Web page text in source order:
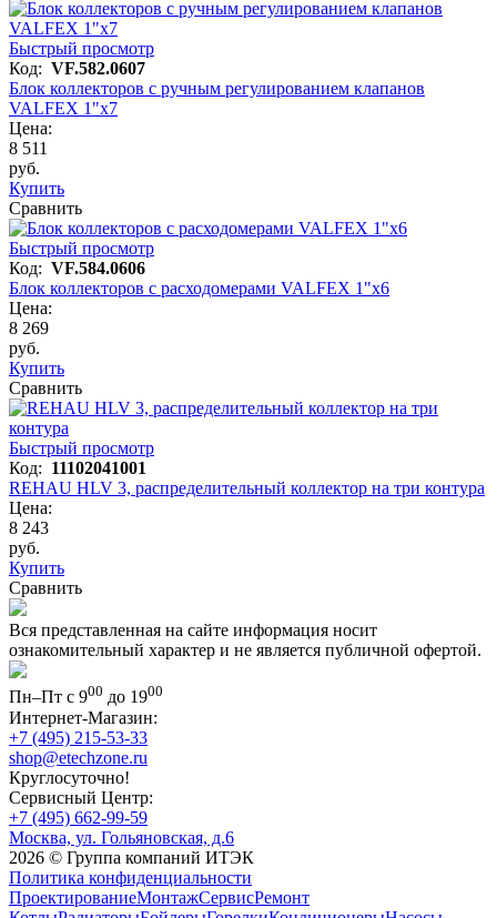
Быстрый просмотр
Код: VF.582.0607
Блок коллекторов с ручным регулированием клапанов
VALFEX 1"х7
Цена:
8 511
руб.
Купить
Сравнить
Быстрый просмотр
Код: VF.584.0606
Блок коллекторов с расходомерами VALFEX 1"х6
Цена:
8 269
руб.
Купить
Сравнить
Быстрый просмотр
Код: 11102041001
REHAU HLV 3, распределительный коллектор на три контура
Цена:
8 243
руб.
Купить
Сравнить
Вся представленная на сайте информация носит
ознакомительный характер и не является публичной офертой.
Пн–Пт с 900 до 1900
Интернет-Магазин:
+7 (495) 215-53-33
shop@etechzone.ru
Круглосуточно!
Сервисный Центр:
+7 (495) 662-99-59
Москва, ул. Гольяновская, д.6
2026 © Группа компаний ИТЭК
Политика конфиденциальности
ПроектированиеМонтажСервисРемонт